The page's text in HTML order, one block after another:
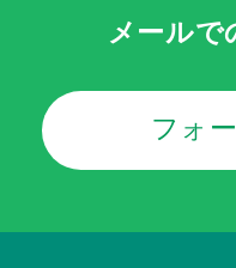
メールで
フォ